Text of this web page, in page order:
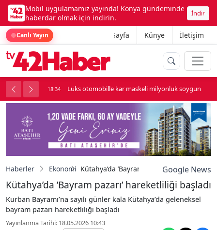
Mobil uygulamamız yayında! Konya gündeminde
haberdar olmak için indirin.
İndir
Canlı Yayın Ana Sayfa Künye İletişim
kavga çıktı 18:34 Lüks otomobille kar maskeli milyonluk soygun
Haberler Ekonomi Kütahya’da ’Bayram pazarı’ hareketliliği
Google News
Kütahya’da ’Bayram pazarı’ hareketliliği başladı
Kurban Bayramı’na sayılı günler kala Kütahya’da geleneksel
bayram pazarı hareketliliği başladı
Yayınlanma Tarihi: 18.05.2026 10:43